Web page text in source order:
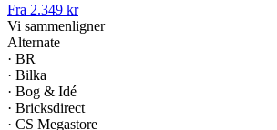
Fra 2.349 kr
Vi sammenligner
Alternate
· BR
· Bilka
· Bog & Idé
· Bricksdirect
· CS Megastore